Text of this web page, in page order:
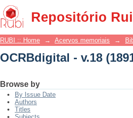
Repositório
OCRBdigital - v.18 (1891)
RUBI :: Home → Acervos memoriais →
OCRBdigital - v.18
Browse by
By Issue Date
Authors
Titles